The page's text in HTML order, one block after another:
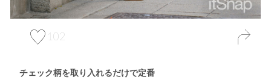
102
チェック柄を取り入れるだけで定番